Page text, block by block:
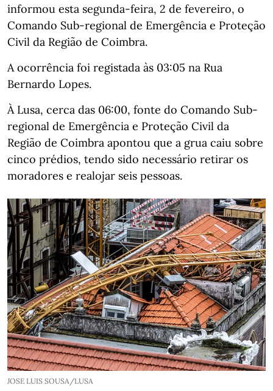
informou esta segunda-feira, 2 de fevereiro, o
Comando Sub-regional de Emergência e Proteção
Civil da Região de Coimbra.
A ocorrência foi registada às 03:05 na Rua
Bernardo Lopes.
À Lusa, cerca das 06:00, fonte do Comando Sub-
regional de Emergência e Proteção Civil da
Região de Coimbra apontou que a grua caiu sobre
cinco prédios, tendo sido necessário retirar os
moradores e realojar seis pessoas.
JOSE LUIS SOUSA/LUSA